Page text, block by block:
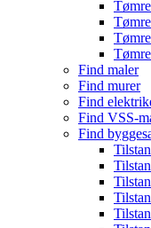
Find maler
Find murer
Find
Find VSS-
Find